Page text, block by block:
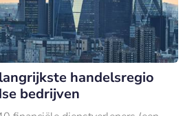
handelsregio
bedrijven